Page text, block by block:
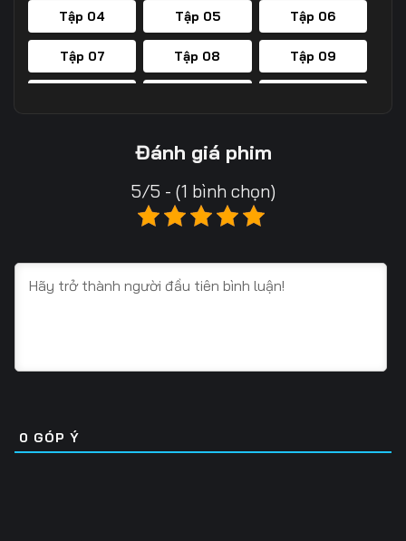
Tập 04 Tập 05 Tập 06
Tập 07 Tập 08 Tập 09
Tập 20
Tập 25 Tập 26
Tập 31 Tập 32 Tập 33
Tập 37 Tập 38 Tập 39
Đánh giá phim
5/5 - (1 bình chọn)
0 GÓP Ý